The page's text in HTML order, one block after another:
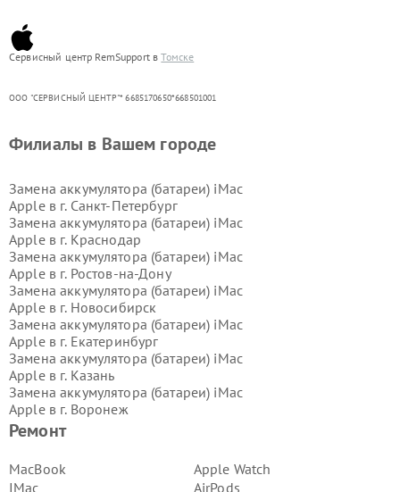
Сервисный центр RemSupport вТомске
ООО "СЕРВИСНЫЙ ЦЕНТР"* 6685170650*668501001
Ремонт
MacBook
IMac
Apple Watch
AirPods
Филиалы в Вашем городе
Замена аккумулятора (батареи) iMac
Apple в г. Санкт-Петербург
Замена аккумулятора (батареи) iMac
Apple в г. Краснодар
Замена аккумулятора (батареи) iMac
Apple в г. Ростов-на-Дону
Замена аккумулятора (батареи) iMac
Apple в г. Новосибирск
Замена аккумулятора (батареи) iMac
Apple в г. Екатеринбург
Замена аккумулятора (батареи) iMac
Apple в г. Казань
Замена аккумулятора (батареи) iMac
Apple в г. Воронеж
Замена аккумулятора (батареи) iMac
Замена аккумулятора (батареи) iMac
Apple в г.